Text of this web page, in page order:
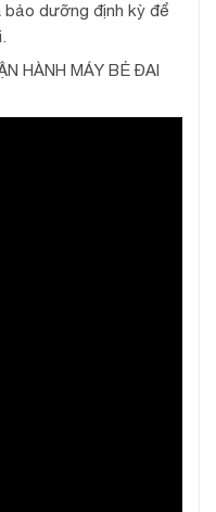
dưỡng định kỳ để
HÀNH MÁY BẺ ĐAI